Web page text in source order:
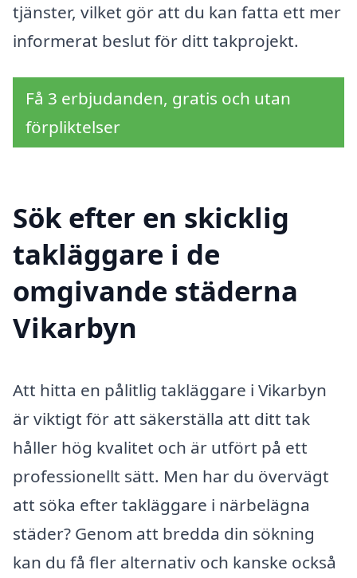
tjänster, vilket gör att du kan fatta ett mer
informerat beslut för ditt takprojekt.
Få 3 erbjudanden, gratis och utan
förpliktelser
Sök efter en skicklig
takläggare i de
omgivande städerna
Vikarbyn
Att hitta en pålitlig takläggare i Vikarbyn
är viktigt för att säkerställa att ditt tak
håller hög kvalitet och är utfört på ett
professionellt sätt. Men har du övervägt
att söka efter takläggare i närbelägna
städer? Genom att bredda din sökning
kan du få fler alternativ och kanske också